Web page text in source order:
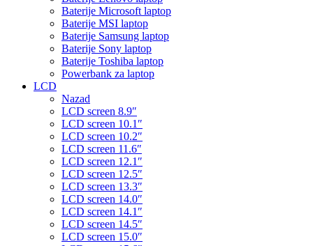
Baterije Microsoft laptop
Baterije MSI laptop
Baterije Samsung laptop
Baterije Sony laptop
Baterije Toshiba laptop
Powerbank za laptop
LCD
Nazad
LCD screen 8.9″
LCD screen 10.1″
LCD screen 10.2″
LCD screen 11.6″
LCD screen 12.1″
LCD screen 12.5″
LCD screen 13.3″
LCD screen 14.0″
LCD screen 14.1″
LCD screen 14.5″
LCD screen 15.0″